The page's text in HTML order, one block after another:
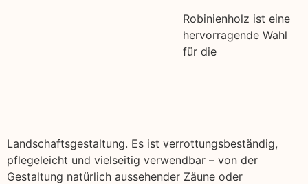
Robinienholz ist eine
hervorragende Wahl
für die
Landschaftsgestaltung. Es ist verrottungsbeständig,
pflegeleicht und vielseitig verwendbar – von der
Gestaltung natürlich aussehender Zäune oder